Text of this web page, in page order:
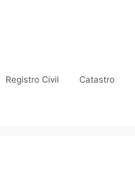
Registro Civil Catastro